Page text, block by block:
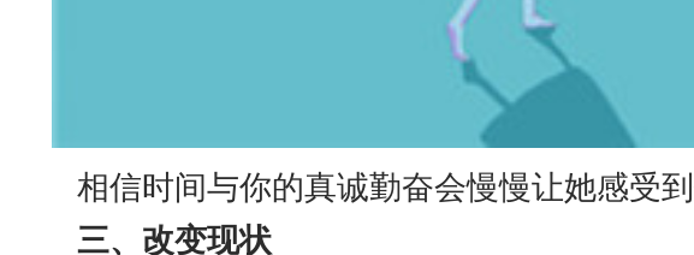
相信时间与你的真诚勤奋会慢慢让她感受到
三、改变现状